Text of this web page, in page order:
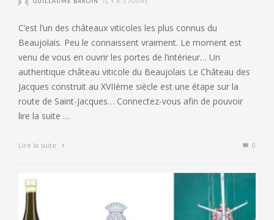
C’est l’un des châteaux viticoles les plus connus du
Beaujolais. Peu le connaissent vraiment. Le moment est
venu de vous en ouvrir les portes de l’intérieur… Un
authentique château viticole du Beaujolais Le Château des
Jacques construit au XVIIème siècle est une étape sur la
route de Saint-Jacques… Connectez-vous afin de pouvoir
lire la suite …
Lire la suite 0